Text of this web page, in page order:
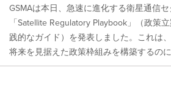
GSMAは本日、急速に進化する衛星通信
「Satellite Regulatory Playbook」（政策
践的なガイド）を発表しました。これは
将来を見据えた政策枠組みを構築するの